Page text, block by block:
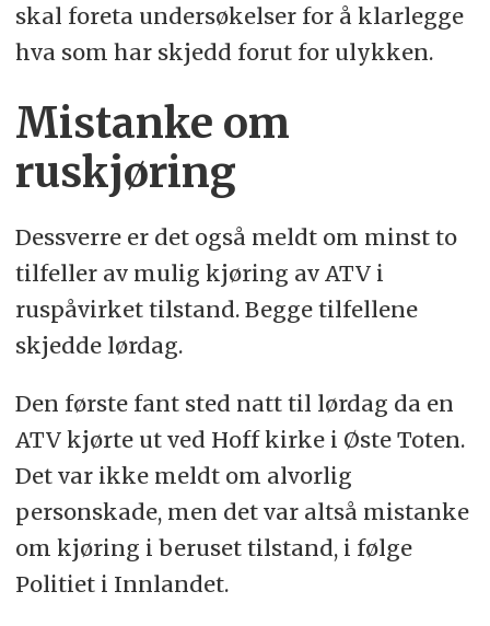
skal foreta undersøkelser for å klarlegge
hva som har skjedd forut for ulykken.
Mistanke om
ruskjøring
Dessverre er det også meldt om minst to
tilfeller av mulig kjøring av ATV i
ruspåvirket tilstand. Begge tilfellene
skjedde lørdag.
Den første fant sted natt til lørdag da en
ATV kjørte ut ved Hoff kirke i Øste Toten.
Det var ikke meldt om alvorlig
personskade, men det var altså mistanke
om kjøring i beruset tilstand, i følge
Politiet i Innlandet.